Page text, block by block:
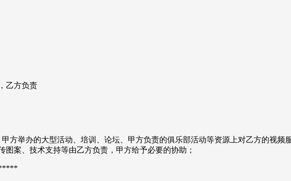
乙方负责
方举办的大型活动、培训、论坛、甲方负责的俱乐部活动等资源上对乙方的视频
案、技术支持等由乙方负责，甲方给予必要的协助；